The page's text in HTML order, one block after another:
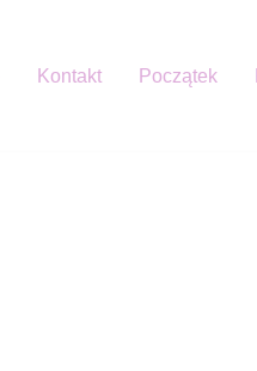
Kontakt Początek